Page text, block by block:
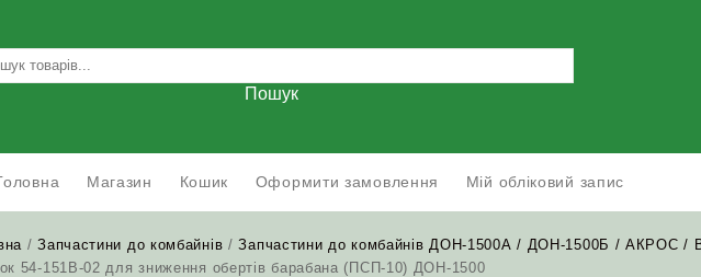
Пошук
Магазин Кошик Оформити замовлення Мій обліковий запис
/Запчастини до комбайнів /Запчастини до комбайнів ДОН-1500А / ДОН-1500Б / АКРОС /
54-151В-02 для зниження обертів барабана (ПСП-10) ДОН-1500